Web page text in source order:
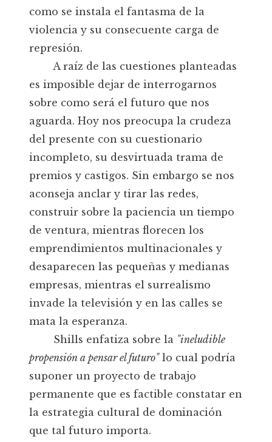
como se instala el fantasma de la
violencia y su consecuente carga de
represión.
A raíz de las cuestiones planteadas
es imposible dejar de interrogarnos
sobre como será el futuro que nos
aguarda. Hoy nos preocupa la crudeza
del presente con su cuestionario
incompleto, su desvirtuada trama de
premios y castigos. Sin embargo se nos
aconseja anclar y tirar las redes,
construir sobre la paciencia un tiempo
de ventura, mientras florecen los
emprendimientos multinacionales y
desaparecen las pequeñas y medianas
empresas, mientras el surrealismo
invade la televisión y en las calles se
mata la esperanza.
Shills enfatiza sobre la "ineludible
propensión a pensar el futuro"lo cual podría
suponer un proyecto de trabajo
permanente que es factible constatar en
la estrategia cultural de dominación
que tal futuro importa.